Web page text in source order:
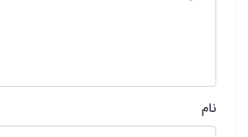
نام